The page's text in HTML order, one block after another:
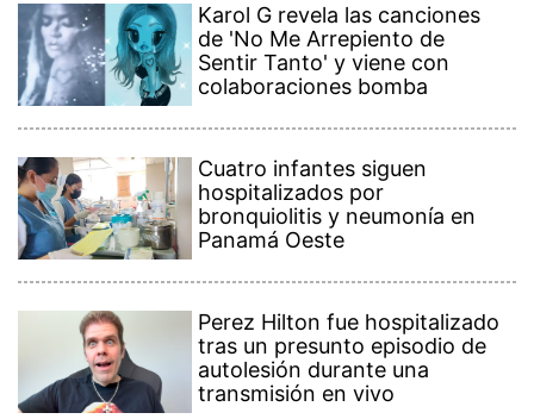
Karol G revela las canciones
de 'No Me Arrepiento de
Sentir Tanto' y viene con
colaboraciones bomba
Cuatro infantes siguen
hospitalizados por
bronquiolitis y neumonía en
Panamá Oeste
Perez Hilton fue hospitalizado
tras un presunto episodio de
autolesión durante una
transmisión en vivo